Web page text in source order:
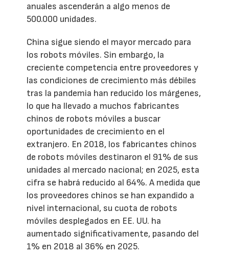
anuales ascenderán a algo menos de
500.000 unidades.
China sigue siendo el mayor mercado para
los robots móviles. Sin embargo, la
creciente competencia entre proveedores y
las condiciones de crecimiento más débiles
tras la pandemia han reducido los márgenes,
lo que ha llevado a muchos fabricantes
chinos de robots móviles a buscar
oportunidades de crecimiento en el
extranjero. En 2018, los fabricantes chinos
de robots móviles destinaron el 91% de sus
unidades al mercado nacional; en 2025, esta
cifra se habrá reducido al 64%. A medida que
los proveedores chinos se han expandido a
nivel internacional, su cuota de robots
móviles desplegados en EE. UU. ha
aumentado significativamente, pasando del
1% en 2018 al 36% en 2025.